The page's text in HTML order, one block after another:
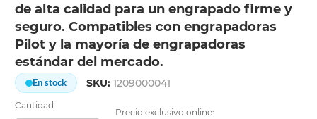
de alta calidad para un engrapado firme y
seguro. Compatibles con engrapadoras
Pilot y la mayoría de engrapadoras
estándar del mercado.
En stock SKU:1209000041
Cantidad
Precio exclusivo online: